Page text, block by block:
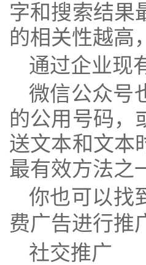
字和搜索结果
的相关性越高
通过企业现
微信公众号
的公用号码，
送文本和文本
最有效方法之
你也可以找
费广告进行推
社交推广